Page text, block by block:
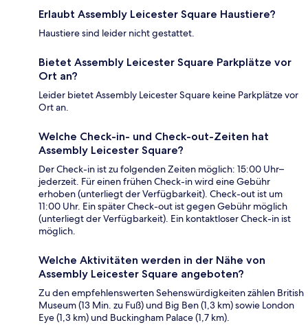
Erlaubt Assembly Leicester Square Haustiere?
Haustiere sind leider nicht gestattet.
Bietet Assembly Leicester Square Parkplätze vor
Ort an?
Leider bietet Assembly Leicester Square keine Parkplätze vor
Ort an.
Welche Check-in- und Check-out-Zeiten hat
Assembly Leicester Square?
Der Check-in ist zu folgenden Zeiten möglich: 15:00 Uhr–
jederzeit. Für einen frühen Check-in wird eine Gebühr
erhoben (unterliegt der Verfügbarkeit). Check-out ist um
11:00 Uhr. Ein später Check-out ist gegen Gebühr möglich
(unterliegt der Verfügbarkeit). Ein kontaktloser Check-in ist
möglich.
Welche Aktivitäten werden in der Nähe von
Assembly Leicester Square angeboten?
Zu den empfehlenswerten Sehenswürdigkeiten zählen British
Museum (13 Min. zu Fuß) und Big Ben (1,3 km) sowie London
Eye (1,3 km) und Buckingham Palace (1,7 km).